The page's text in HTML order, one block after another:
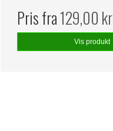
Pris fra129,00 kr
Vis produkt